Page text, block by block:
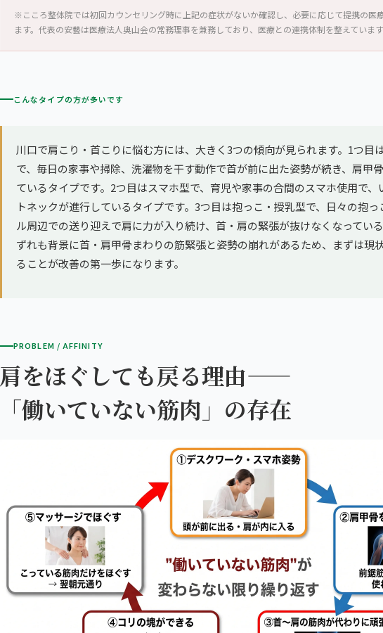
※こころ整体院では初回カウンセリング時に上記の症状がないか確認し、必要に応じて提携の医
ます。代表の安藝は医療法人奥山会の常務理事を兼務しており、医療との連携体制を整えています
こんなタイプの方が多いです
川口で肩こり・首こりに悩む方には、大きく3つの傾向が見られます。1つ目
で、毎日の家事や掃除、洗濯物を干す動作で首が前に出た姿勢が続き、肩甲
ているタイプです。2つ目はスマホ型で、育児や家事の合間のスマホ使用で、
トネックが進行しているタイプです。3つ目は抱っこ・授乳型で、日々の抱っ
ル周辺での送り迎えで肩に力が入り続け、首・肩の緊張が抜けなくなってい
ずれも背景に首・肩甲骨まわりの筋緊張と姿勢の崩れがあるため、まずは現
ることが改善の第一歩になります。
PROBLEM / AFFINITY
肩をほぐしても戻る理由——
「働いていない筋肉」の存在